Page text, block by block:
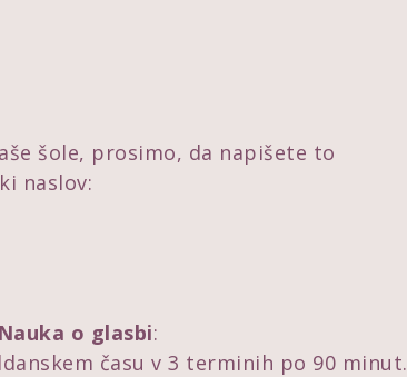
šole, prosimo, da napišete to
naslov:
Nauka o glasbi:
času v 3 terminih po 90 minut.